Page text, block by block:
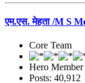
एम.एस. मेहता /M S
Core Team
Hero Member
Posts: 40,912